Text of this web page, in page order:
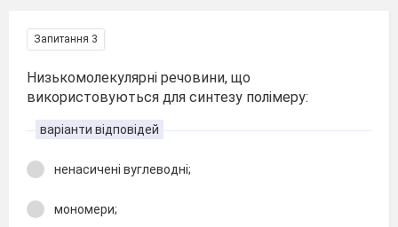
Запитання 3
Низькомолекулярні речовини, що
використовуються для синтезу полімеру:
варіанти відповідей
ненасичені вуглеводні;
мономери;